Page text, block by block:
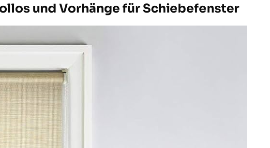
und Vorhänge für Schiebefenster